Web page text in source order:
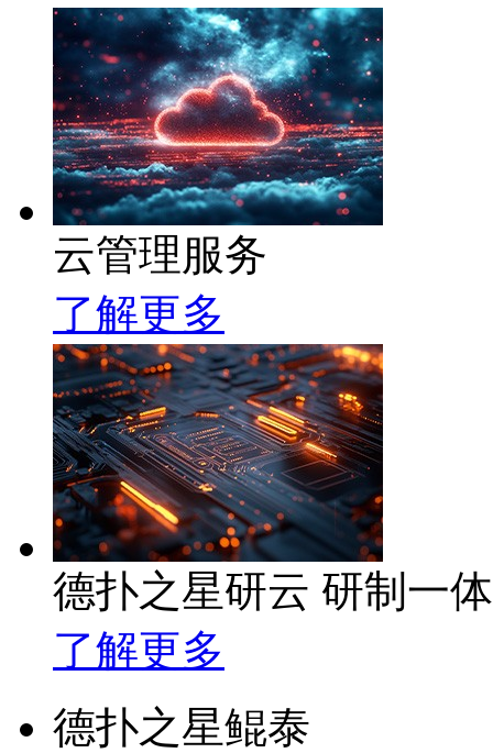
云管理服务
了解更多
德扑之星研云 研制一
了解更多
德扑之星鲲泰